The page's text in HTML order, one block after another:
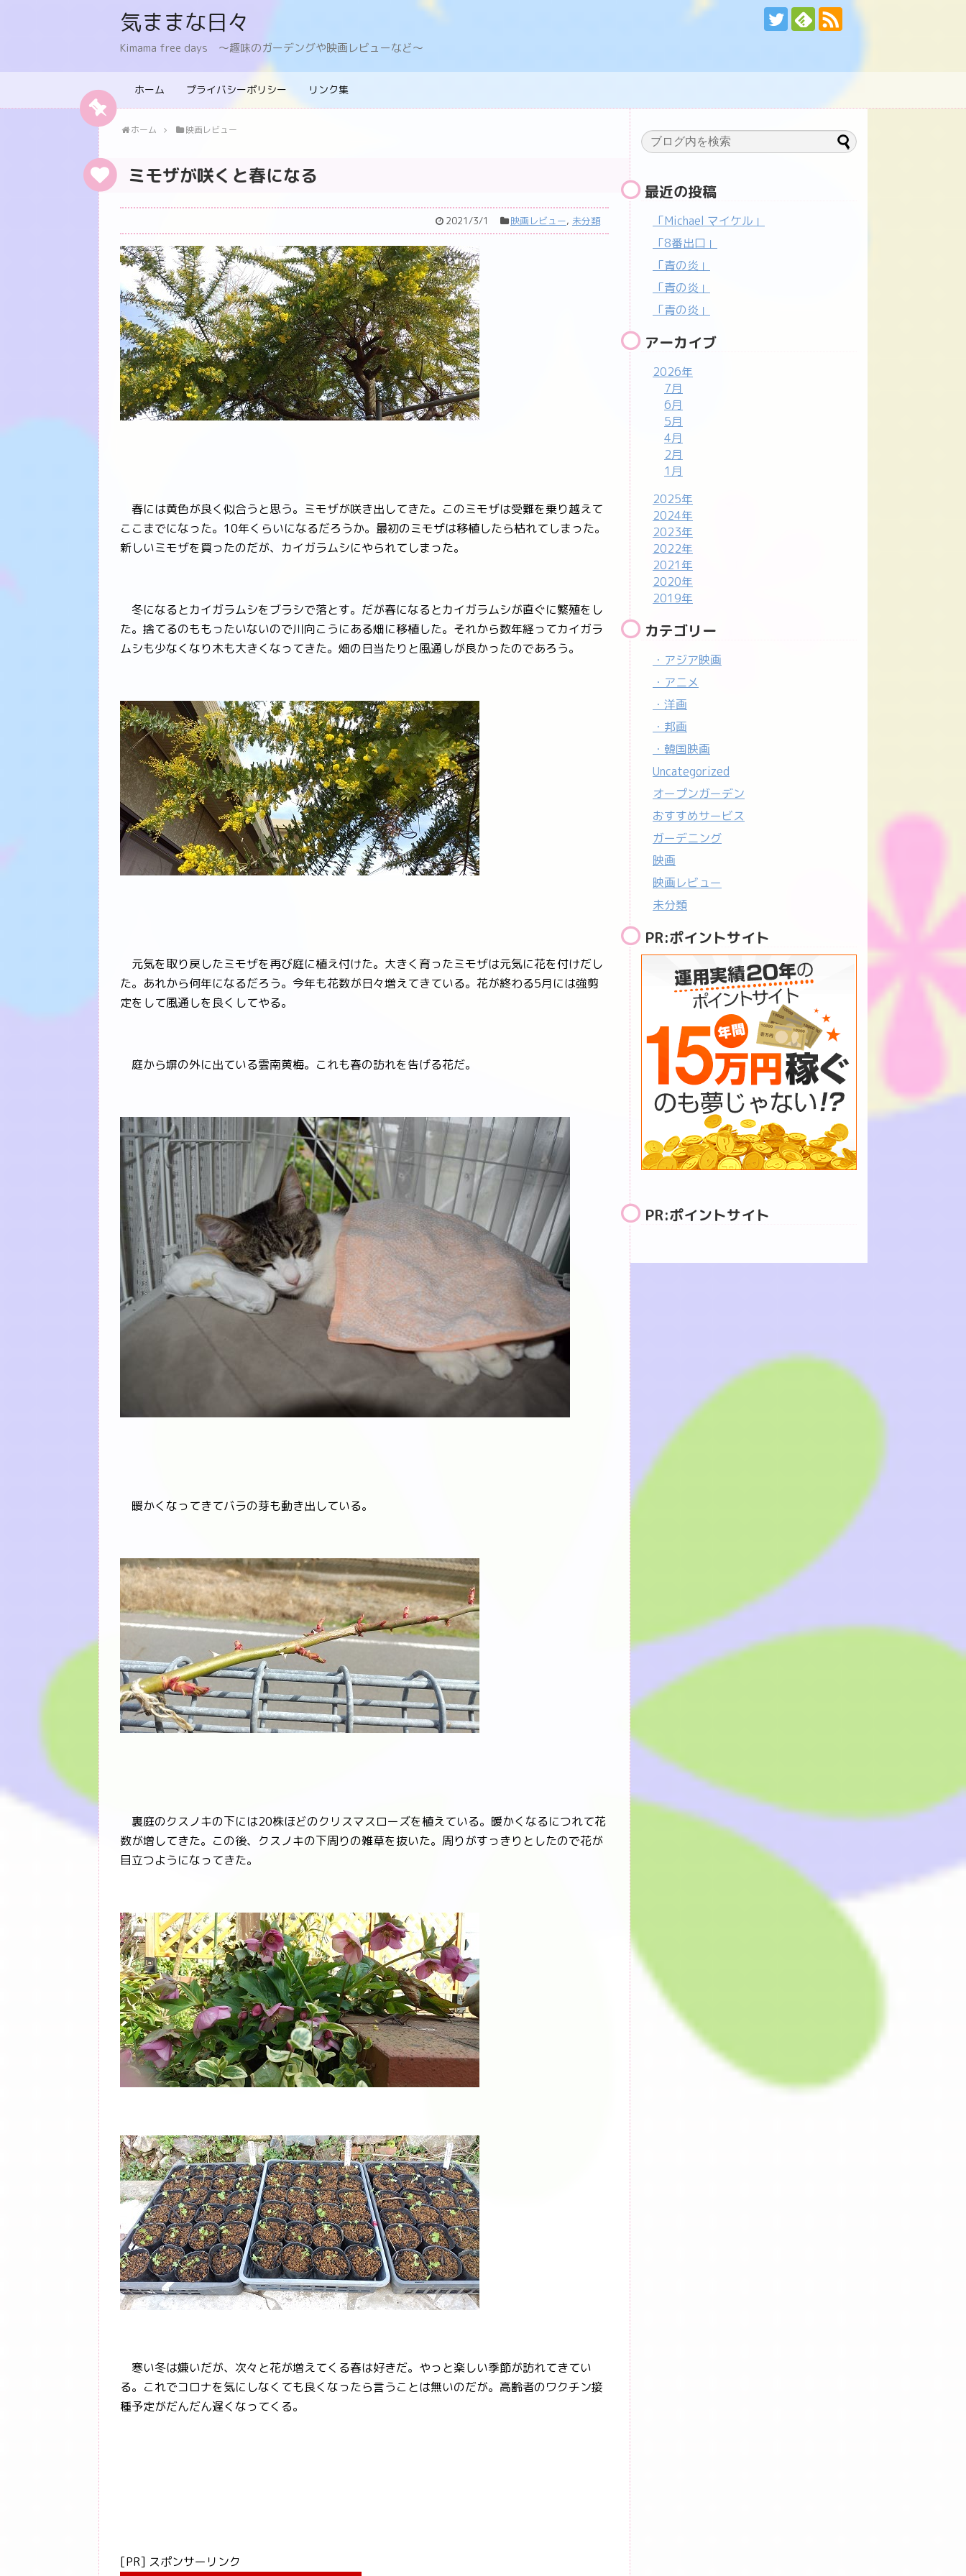
気ままな日々
Kimama free days 〜趣味のガーデングや映画レビューなど〜
ホーム プライバシーポリシー リンク集
ホーム 映画レビュー
ミモザが咲くと春になる
2021/3/1 映画レビュー, 未分類
春には黄色が良く似合うと思う。ミモザが咲き出してきた。このミモザは受難を乗り越えて
ここまでになった。10年くらいになるだろうか。最初のミモザは移植したら枯れてしまった。
新しいミモザを買ったのだが、カイガラムシにやられてしまった。
冬になるとカイガラムシをブラシで落とす。だが春になるとカイガラムシが直ぐに繁殖をし
た。捨てるのももったいないので川向こうにある畑に移植した。それから数年経ってカイガラ
ムシも少なくなり木も大きくなってきた。畑の日当たりと風通しが良かったのであろう。
元気を取り戻したミモザを再び庭に植え付けた。大きく育ったミモザは元気に花を付けだし
た。あれから何年になるだろう。今年も花数が日々増えてきている。花が終わる5月には強剪
定をして風通しを良くしてやる。
庭から塀の外に出ている雲南黄梅。これも春の訪れを告げる花だ。
暖かくなってきてバラの芽も動き出している。
裏庭のクスノキの下には20株ほどのクリスマスローズを植えている。暖かくなるにつれて花
数が増してきた。この後、クスノキの下周りの雑草を抜いた。周りがすっきりとしたので花が
目立つようになってきた。
寒い冬は嫌いだが、次々と花が増えてくる春は好きだ。やっと楽しい季節が訪れてきてい
る。これでコロナを気にしなくても良くなったら言うことは無いのだが。高齢者のワクチン接
種予定がだんだん遅くなってくる。
[PR] スポンサーリンク
最近の投稿
「Michael マイケル」
「8番出口」
「青の炎」
「青の炎」
「青の炎」
アーカイブ
2026年
7月
6月
5月
4月
2月
1月
2025年
2024年
2023年
2022年
2021年
2020年
2019年
カテゴリー
・アジア映画
・アニメ
・洋画
・邦画
・韓国映画
Uncategorized
オープンガーデン
おすすめサービス
ガーデニング
映画
映画レビュー
未分類
PR:ポイントサイト
PR:ポイントサイト